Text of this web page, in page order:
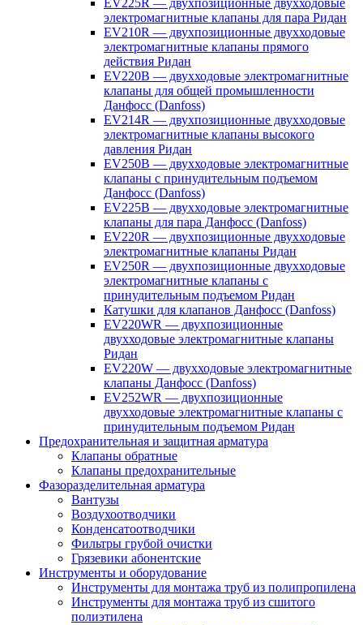
EV225R — двухпозиционные двухходовые
электромагнитные клапаны для пара Ридан
EV210R — двухпозиционные двухходовые
электромагнитные клапаны прямого
действия Ридан
EV220B — двухходовые электромагнитные
клапаны для общей промышленности
Данфосс (Danfoss)
EV214R — двухпозиционные двухходовые
электромагнитные клапаны высокого
давления Ридан
EV250B — двухходовые электромагнитные
клапаны с принудительным подъемом
Данфосс (Danfoss)
EV225B — двухходовые электромагнитные
клапаны для пара Данфосс (Danfoss)
EV220R — двухпозиционные двухходовые
электромагнитные клапаны Ридан
EV250R — двухпозиционные двухходовые
электромагнитные клапаны с
принудительным подъемом Ридан
Катушки для клапанов Данфосс (Danfoss)
EV220WR — двухпозиционные
двухходовые электромагнитные клапаны
Ридан
EV220W — двухходовые электромагнитные
клапаны Данфосс (Danfoss)
EV252WR — двухпозиционные
двухходовые электромагнитные клапаны с
принудительным подъемом Ридан
Предохранительная и защитная арматура
Клапаны обратные
Клапаны предохранительные
Фазоразделительная арматура
Вантузы
Воздухоотводчики
Конденсатоотводчики
Фильтры грубой очистки
Грязевики абонентские
Инструменты и оборудование
Инструменты для монтажа труб из полипропилена
Инструменты для монтажа труб из сшитого
полиэтилена